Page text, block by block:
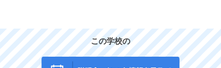
この学校の